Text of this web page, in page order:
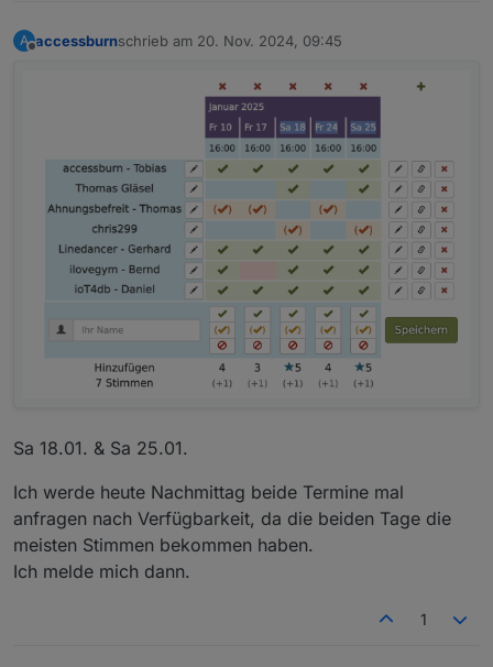
A accessburnschrieb am 20. Nov. 2024, 09:45
zuletzt editiert von
Sa 18.01. & Sa 25.01.
Ich werde heute Nachmittag beide Termine mal
anfragen nach Verfügbarkeit, da die beiden Tage die
meisten Stimmen bekommen haben.
Ich melde mich dann.
1